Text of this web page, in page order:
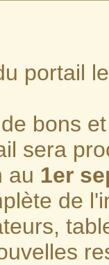
portail
bons
sera
au 1er
de